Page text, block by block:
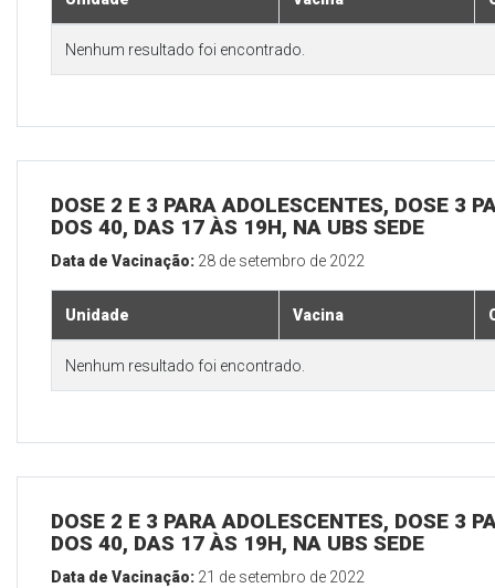
Nenhum resultado foi encontrado.
DOSE 2 E 3 PARA ADOLESCENTES, DOSE 3
DOS 40, DAS 17 ÀS 19H, NA UBS SEDE
Data de Vacinação: 28 de setembro de 2022
Unidade Vacina
Nenhum resultado foi encontrado.
DOSE 2 E 3 PARA ADOLESCENTES, DOSE 3
DOS 40, DAS 17 ÀS 19H, NA UBS SEDE
Data de Vacinação: 21 de setembro de 2022